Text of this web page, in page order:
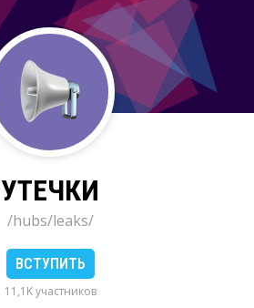
УТЕЧКИ
/hubs/leaks/
ВСТУПИТЬ
11,1K участников